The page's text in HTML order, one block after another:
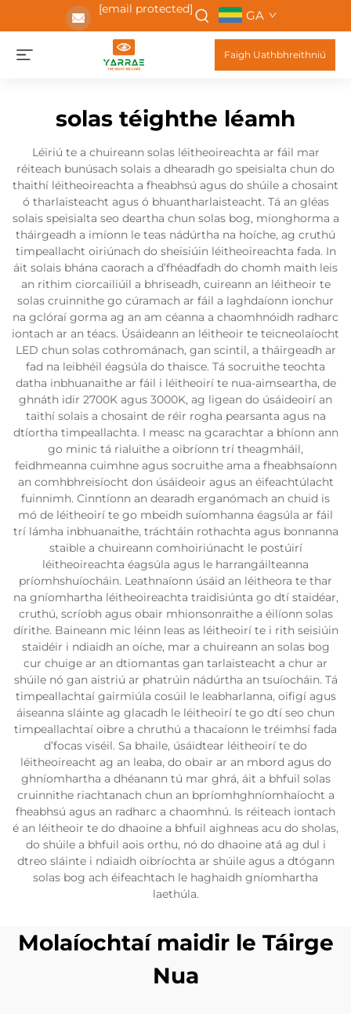
[email protected] GA
Faigh Uathbhreithniú
solas téighthe léamh
Léiriú te a chuireann solas léitheoireachta ar fáil mar
réiteach bunúsach solais a dhearadh go speisialta chun do
thaithí léitheoireachta a fheabhsú agus do shúile a chosaint
ó tharlaisteacht agus ó bhuantharlaisteacht. Tá an gléas
solais speisialta seo deartha chun solas bog, mionghorma a
tháirgeadh a imíonn le teas nádúrtha na hoíche, ag cruthú
timpeallacht oiriúnach do sheisiúin léitheoireachta fada. In
áit solais bhána caorach a d’fhéadfadh do chomh maith leis
an rithim ciorcailiúil a bhriseadh, cuireann an léitheoir te
solas cruinnithe go cúramach ar fáil a laghdaíonn ionchur
na gclóraí gorma ag an am céanna a chaomhnóidh radharc
iontach ar an téacs. Úsáideann an léitheoir te teicneolaíocht
LED chun solas cothrománach, gan scintil, a tháirgeadh ar
fad na leibhéil éagsúla do thaisce. Tá socruithe teochta
datha inbhuanaithe ar fáil i léitheoirí te nua-aimseartha, de
ghnáth idir 2700K agus 3000K, ag ligean do úsáideoirí an
taithí solais a chosaint de réir rogha pearsanta agus na
dtíortha timpeallachta. I measc na gcarachtar a bhíonn ann
go minic tá rialuithe a oibríonn trí theagmháil,
feidhmeanna cuimhne agus socruithe ama a fheabhsaíonn
an comhbhreisíocht don úsáideoir agus an éifeachtúlacht
fuinnimh. Cinntíonn an dearadh erganómach an chuid is
mó de léitheoirí te go mbeidh suíomhanna éagsúla ar fáil
trí lámha inbhuanaithe, tráchtáin rothachta agus bonnanna
staible a chuireann comhoiriúnacht le postúirí
léitheoireachta éagsúla agus le harrangáilteanna
príomhshuíocháin. Leathnaíonn úsáid an léitheora te thar
na gníomhartha léitheoireachta traidisiúnta go dtí staidéar,
cruthú, scríobh agus obair mhionsonraithe a éilíonn solas
dírithe. Baineann mic léinn leas as léitheoirí te i rith seisiúin
staidéir i ndiaidh an oíche, mar a chuireann an solas bog
cur chuige ar an dtiomantas gan tarlaisteacht a chur ar
shúile nó gan aistriú ar phatrúin nádúrtha an tsuíocháin. Tá
timpeallachtaí gairmiúla cosúil le leabharlanna, oifigí agus
áiseanna sláinte ag glacadh le léitheoirí te go dtí seo chun
timpeallachtaí oibre a chruthú a thacaíonn le tréimhsí fada
d’focas viséil. Sa bhaile, úsáidtear léitheoirí te do
léitheoireacht ag an leaba, do obair ar an mbord agus do
ghníomhartha a dhéanann tú mar ghrá, áit a bhfuil solas
cruinnithe riachtanach chun an bpríomhghníomhaíocht a
fheabhsú agus an radharc a chaomhnú. Is réiteach iontach
é an léitheoir te do dhaoine a bhfuil aighneas acu do sholas,
do shúile a bhfuil aois orthu, nó do dhaoine atá ag dul i
dtreo sláinte i ndiaidh oibríochta ar shúile agus a dtógann
solas bog ach éifeachtach le haghaidh gníomhartha
laethúla.
Molaíochtaí maidir le Táirge
Nua